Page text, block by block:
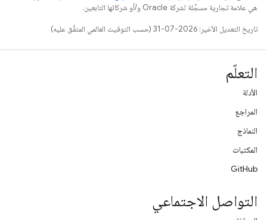
هي علامة تجارية مسجَّلة لشركة Oracle و/أو شركائها التابعين.
تاريخ التعديل الأخير: 2026-07-31 (حسب التوقيت العالمي المتفَّق عليه)
التعلّم
الأدلة
المراجع
النماذج
المكتبات
GitHub
التواصل الاجتماعي